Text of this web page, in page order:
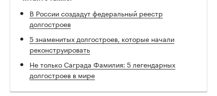
В России создадут федеральный реестр
долгостроев
5 знаменитых долгостроев, которые начали
реконструировать
Не только Саграда Фамилия: 5 легендарных
долгостроев в мире